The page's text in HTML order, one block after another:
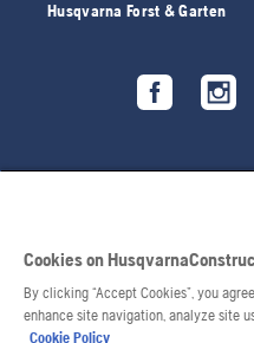
Husqvarna Forst & Garten
Cookies on
By clicking “Accept Cookies”, you
enhance site navigation, analyze site
Cookie Policy